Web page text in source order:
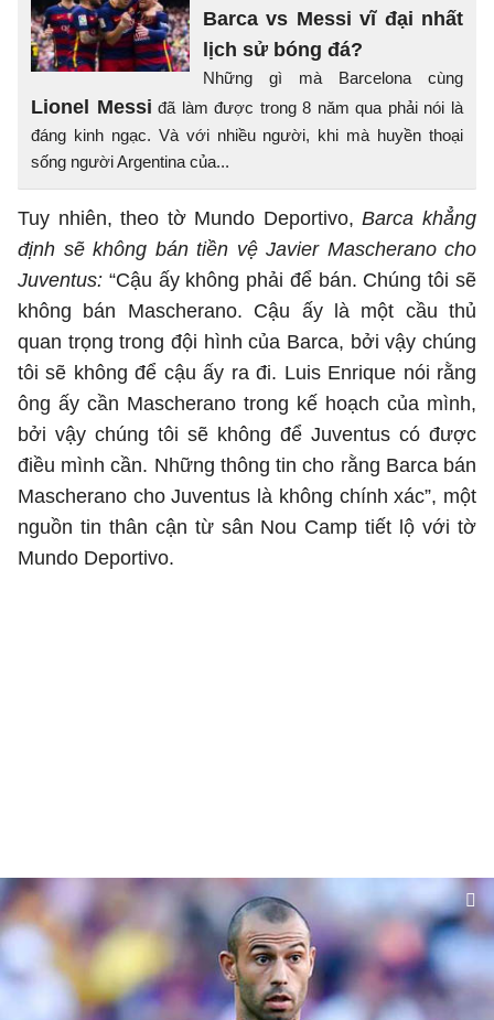
Barca vs Messi vĩ đại nhất
lịch sử bóng đá?
Những gì mà Barcelona cùng
Lionel Messi đã làm được trong 8 năm qua phải nói là
đáng kinh ngạc. Và với nhiều người, khi mà huyền thoại
sống người Argentina của...
Tuy nhiên, theo tờ Mundo Deportivo,Barca khẳng
định sẽ không bán tiền vệ Javier Mascherano cho
Juventus: “Cậu ấy không phải để bán. Chúng tôi sẽ
không bán Mascherano. Cậu ấy là một cầu thủ
quan trọng trong đội hình của Barca, bởi vậy chúng
tôi sẽ không để cậu ấy ra đi. Luis Enrique nói rằng
ông ấy cần Mascherano trong kế hoạch của mình,
bởi vậy chúng tôi sẽ không để Juventus có được
điều mình cần. Những thông tin cho rằng Barca bán
Mascherano cho Juventus là không chính xác”, một
nguồn tin thân cận từ sân Nou Camp tiết lộ với tờ
Mundo Deportivo.